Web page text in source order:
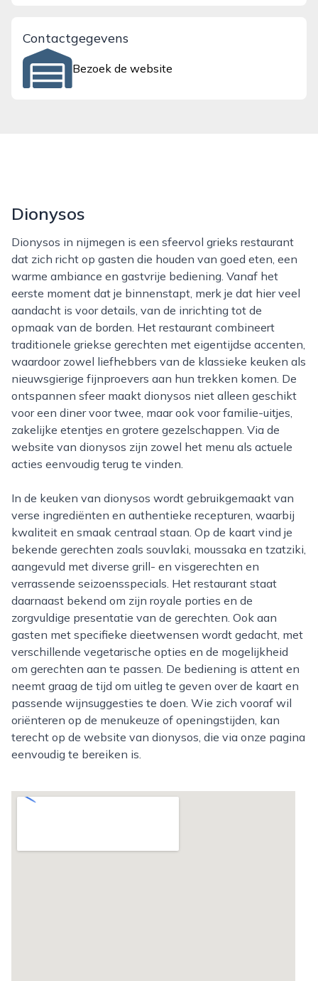
Contactgegevens
Bezoek de website
Dionysos
Dionysos in nijmegen is een sfeervol grieks restaurant
dat zich richt op gasten die houden van goed eten, een
warme ambiance en gastvrije bediening. Vanaf het
eerste moment dat je binnenstapt, merk je dat hier veel
aandacht is voor details, van de inrichting tot de
opmaak van de borden. Het restaurant combineert
traditionele griekse gerechten met eigentijdse accenten,
waardoor zowel liefhebbers van de klassieke keuken als
nieuwsgierige fijnproevers aan hun trekken komen. De
ontspannen sfeer maakt dionysos niet alleen geschikt
voor een diner voor twee, maar ook voor familie-uitjes,
zakelijke etentjes en grotere gezelschappen. Via de
website van dionysos zijn zowel het menu als actuele
acties eenvoudig terug te vinden.
In de keuken van dionysos wordt gebruikgemaakt van
verse ingrediënten en authentieke recepturen, waarbij
kwaliteit en smaak centraal staan. Op de kaart vind je
bekende gerechten zoals souvlaki, moussaka en tzatziki,
aangevuld met diverse grill- en visgerechten en
verrassende seizoensspecials. Het restaurant staat
daarnaast bekend om zijn royale porties en de
zorgvuldige presentatie van de gerechten. Ook aan
gasten met specifieke dieetwensen wordt gedacht, met
verschillende vegetarische opties en de mogelijkheid
om gerechten aan te passen. De bediening is attent en
neemt graag de tijd om uitleg te geven over de kaart en
passende wijnsuggesties te doen. Wie zich vooraf wil
oriënteren op de menukeuze of openingstijden, kan
terecht op de website van dionysos, die via onze pagina
eenvoudig te bereiken is.